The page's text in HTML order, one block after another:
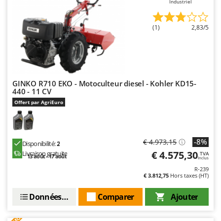
Mastercook
Masterpro
McCulloch
MCH
Michelin
Mille
Minox
Mockmill
More than chef
MOSA
MTD
Industriel
(1) 2,83/5
GINKO R710 EKO - Motoculteur diesel - Kohler KD15-
440 - 11 CV
Offert par AgriEuro
Disponibilité:2
Livraison gratuite
13 août - 17 août
€ 4.973,15 -8%
€ 4.575,30 TVA
Inclus
R-239
€ 3.812,75 Hors taxes (HT)
Ajouter
Comparer
Données techniques